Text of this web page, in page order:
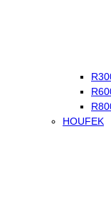
HOUFEK